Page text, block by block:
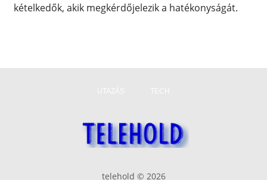
kételkedők, akik megkérdőjelezik a hatékonyságát.
telehold © 2026